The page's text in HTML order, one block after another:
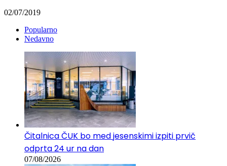
02/07/2019
Popularno
Nedavno
Čitalnica ČUK bo med jesenskimi izpiti prvič
odprta 24 ur na dan
07/08/2026